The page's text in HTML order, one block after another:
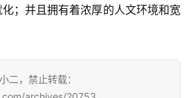
；并且拥有着浓厚的人文环境和宽
二，禁止转载：